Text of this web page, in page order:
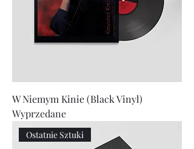
W Niemym Kinie (Black Vinyl)
Wyprzedane
Ostatnie Sztuki